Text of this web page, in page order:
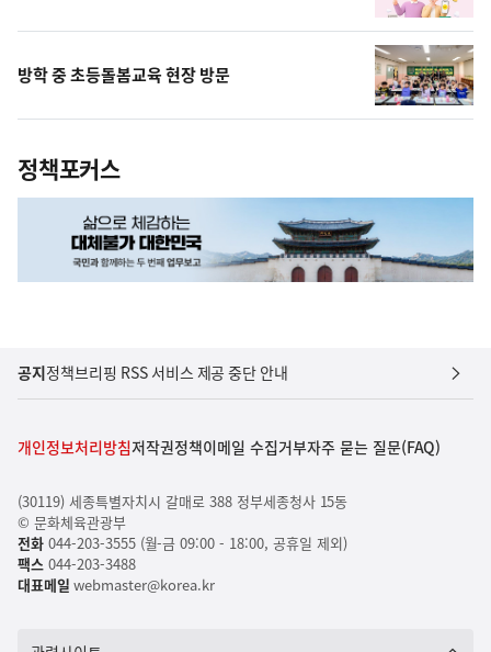
방학 중 초등돌봄교육 현장 방문
정책포커스
공지정책브리핑 RSS 서비스 제공 중단 안내
개인정보처리방침저작권정책이메일 수집거부자주 묻는 질문(FAQ)
(30119) 세종특별자치시 갈매로 388 정부세종청사 15동
© 문화체육관광부
전화044-203-3555 (월-금 09:00 - 18:00, 공휴일 제외)
팩스 044-203-3488
대표메일 webmaster@korea.kr